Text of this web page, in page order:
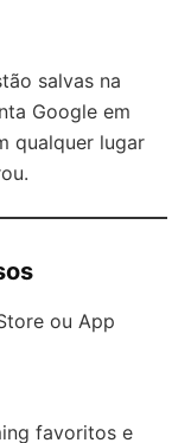
salvas na
Google em
qualquer lugar
ou App
favoritos e